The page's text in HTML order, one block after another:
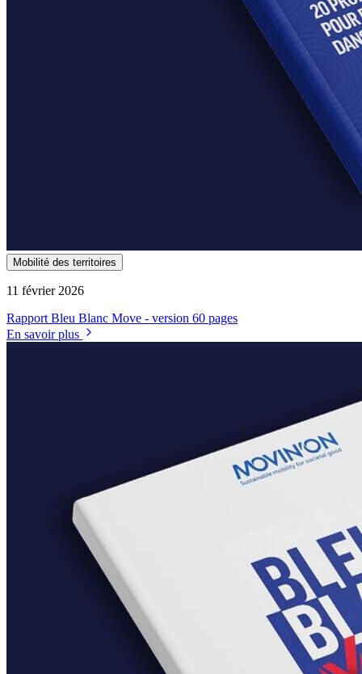
Mobilité des territoires
11 février 2026
Rapport Bleu Blanc Move - version 60 pages
En savoir plus